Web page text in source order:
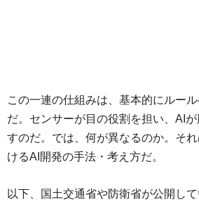
この一連の仕組みは、基本的にルー
だ。センサーが目の役割を担い、AI
すのだ。では、何が異なるのか。そ
けるAI開発の手法・考え方だ。
以下、国土交通省や防衛省が公開し